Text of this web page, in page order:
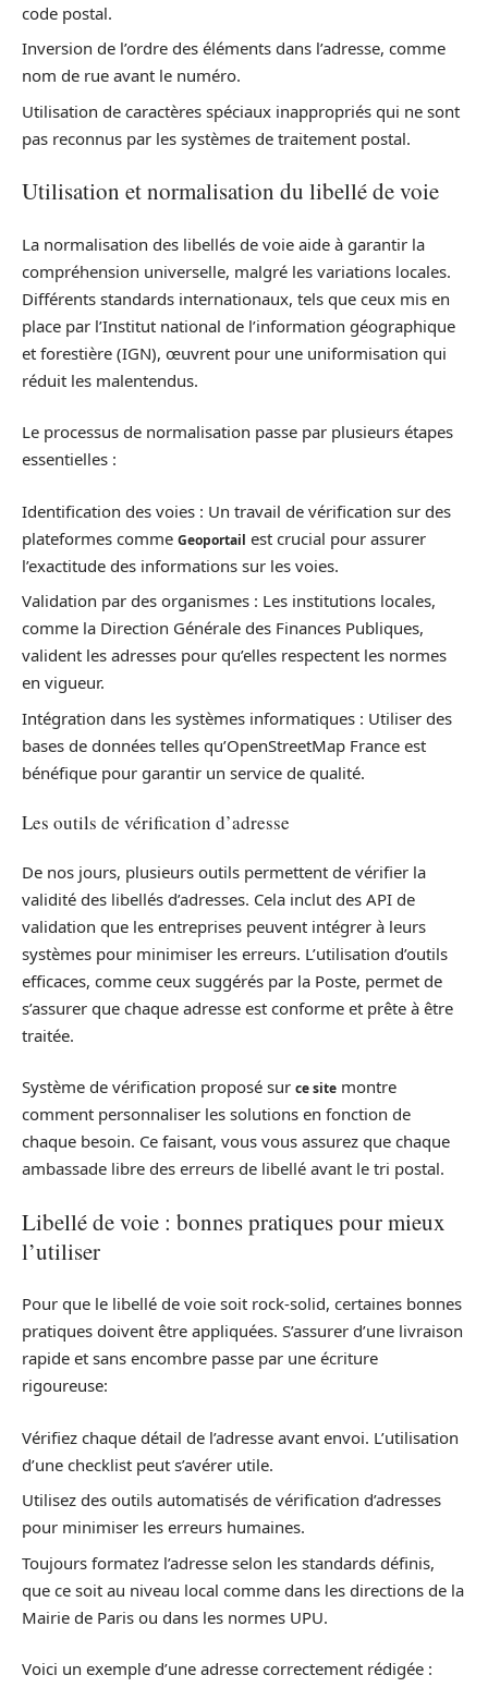
code postal.
Inversion de l’ordre des éléments dans l’adresse, comme
nom de rue avant le numéro.
Utilisation de caractères spéciaux inappropriés qui ne sont
pas reconnus par les systèmes de traitement postal.
Utilisation et normalisation du libellé de voie
La normalisation des libellés de voie aide à garantir la
compréhension universelle, malgré les variations locales.
Différents standards internationaux, tels que ceux mis en
place par l’Institut national de l’information géographique
et forestière (IGN), œuvrent pour une uniformisation qui
réduit les malentendus.
Le processus de normalisation passe par plusieurs étapes
essentielles :
Identification des voies : Un travail de vérification sur des
plateformes comme Geoportail est crucial pour assurer
l’exactitude des informations sur les voies.
Validation par des organismes : Les institutions locales,
comme la Direction Générale des Finances Publiques,
valident les adresses pour qu’elles respectent les normes
en vigueur.
Intégration dans les systèmes informatiques : Utiliser des
bases de données telles qu’OpenStreetMap France est
bénéfique pour garantir un service de qualité.
Les outils de vérification d’adresse
De nos jours, plusieurs outils permettent de vérifier la
validité des libellés d’adresses. Cela inclut des API de
validation que les entreprises peuvent intégrer à leurs
systèmes pour minimiser les erreurs. L’utilisation d’outils
efficaces, comme ceux suggérés par la Poste, permet de
s’assurer que chaque adresse est conforme et prête à être
traitée.
Système de vérification proposé sur ce site montre
comment personnaliser les solutions en fonction de
chaque besoin. Ce faisant, vous vous assurez que chaque
ambassade libre des erreurs de libellé avant le tri postal.
Libellé de voie : bonnes pratiques pour mieux
l’utiliser
Pour que le libellé de voie soit rock-solid, certaines bonnes
pratiques doivent être appliquées. S’assurer d’une livraison
rapide et sans encombre passe par une écriture
rigoureuse:
Vérifiez chaque détail de l’adresse avant envoi. L’utilisation
d’une checklist peut s’avérer utile.
Utilisez des outils automatisés de vérification d’adresses
pour minimiser les erreurs humaines.
Toujours formatez l’adresse selon les standards définis,
que ce soit au niveau local comme dans les directions de la
Mairie de Paris ou dans les normes UPU.
Voici un exemple d’une adresse correctement rédigée :